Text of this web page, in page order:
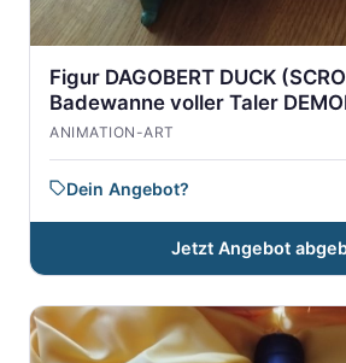
Figur DAGOBERT DUCK
Badewanne voller Taler
MERVEILLES
ANIMATION-ART
Dein Angebot?
Jetzt Angebot